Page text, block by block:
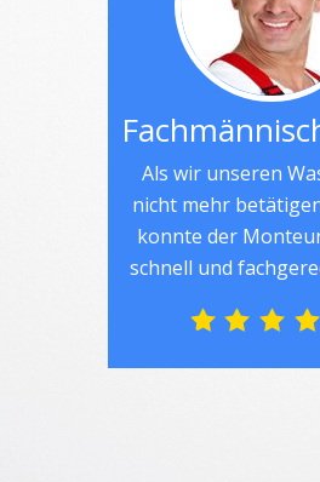
Als wir unseren
nicht mehr
konnte der
schnell und